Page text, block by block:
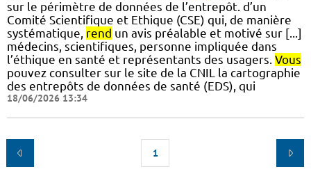
sur le périmètre de données de l’entrepôt. d’un
Comité Scientifique et Ethique (CSE) qui, de manière
systématique, rend un avis préalable et motivé sur [...]
médecins, scientifiques, personne impliquée dans
l’éthique en santé et représentants des usagers. Vous
pouvez consulter sur le site de la CNIL la cartographie
des entrepôts de données de santé (EDS), qui
18/06/2026 13:34
1